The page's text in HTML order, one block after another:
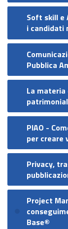
Soft skill e
i candidati
Pubblica
La
PIAO -
per creare
Privacy,
Project
Base®